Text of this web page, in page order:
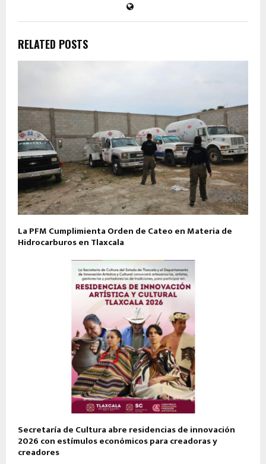
RELATED POSTS
La PFM Cumplimienta Orden de Cateo en Materia de
Hidrocarburos en Tlaxcala
Secretaría de Cultura abre residencias de innovación
2026 con estímulos económicos para creadoras y
creadores